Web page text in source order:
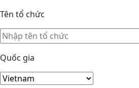
Tên tổ chức
Quốc gia